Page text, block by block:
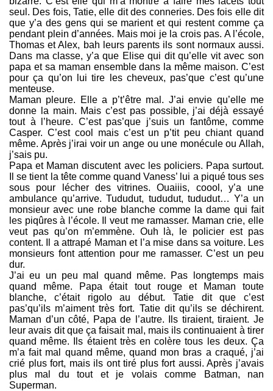
seul. Des fois, Tatie, elle dit des conneries. Des fois elle dit
que y’a des gens qui se marient et qui restent comme ça
pendant plein d’années. Mais moi je la crois pas. A l’école,
Thomas et Alex, bah leurs parents ils sont normaux aussi.
Dans ma classe, y’a que Elise qui dit qu’elle vit avec son
papa et sa maman ensemble dans la même maison. C’est
pour ça qu’on lui tire les cheveux, pas’que c’est qu’une
menteuse.
Maman pleure. Elle a p’t’être mal. J’ai envie qu’elle me
donne la main. Mais c’est pas possible, j’ai déjà essayé
tout à l’heure. C’est pas’que j’suis un fantôme, comme
Casper. C’est cool mais c’est un p’tit peu chiant quand
même. Après j’irai voir un ange ou une monécule ou Allah,
j’sais pu.
Papa et Maman discutent avec les policiers. Papa surtout.
Il se tient la tête comme quand Vaness’ lui a piqué tous ses
sous pour lécher des vitrines. Ouaiiis, coool, y’a une
ambulance qu’arrive. Tududut, tududut, tududut… Y’a un
monsieur avec une robe blanche comme la dame qui fait
les piqûres à l’école. Il veut me ramasser. Maman crie, elle
veut pas qu’on m’emmène. Ouh là, le policier est pas
content. Il a attrapé Maman et l’a mise dans sa voiture. Les
monsieurs font attention pour me ramasser. C’est un peu
dur.
J’ai eu un peu mal quand même. Pas longtemps mais
quand même. Papa était tout rouge et Maman toute
blanche, c’était rigolo au début. Tatie dit que c’est
pas’qu’ils m’aiment très fort. Tatie dit qu’ils se déchirent.
Maman d’un côté, Papa de l’autre. Ils tiraient, tiraient. Je
leur avais dit que ça faisait mal, mais ils continuaient à tirer
quand même. Ils étaient très en colère tous les deux. Ça
m’a fait mal quand même, quand mon bras a craqué, j’ai
crié plus fort, mais ils ont tiré plus fort aussi. Après j’avais
plus mal du tout et je volais comme Batman, nan
Superman.